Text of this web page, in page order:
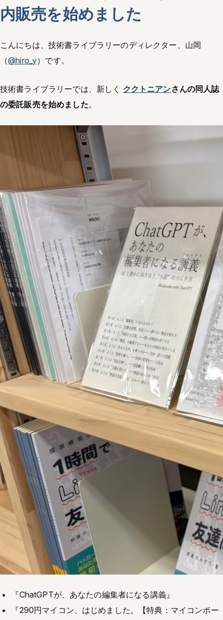
内販売を始めました
こんにちは、技術書ライブラリーのディレクター、山岡
（@hiro_y）です。
技術書ライブラリーでは、新しく ククトニアンさんの同人誌
の委託販売を始めました。
『ChatGPTが、あなたの編集者になる講義』
『290円マイコン、はじめました。【特典：マイコンボー